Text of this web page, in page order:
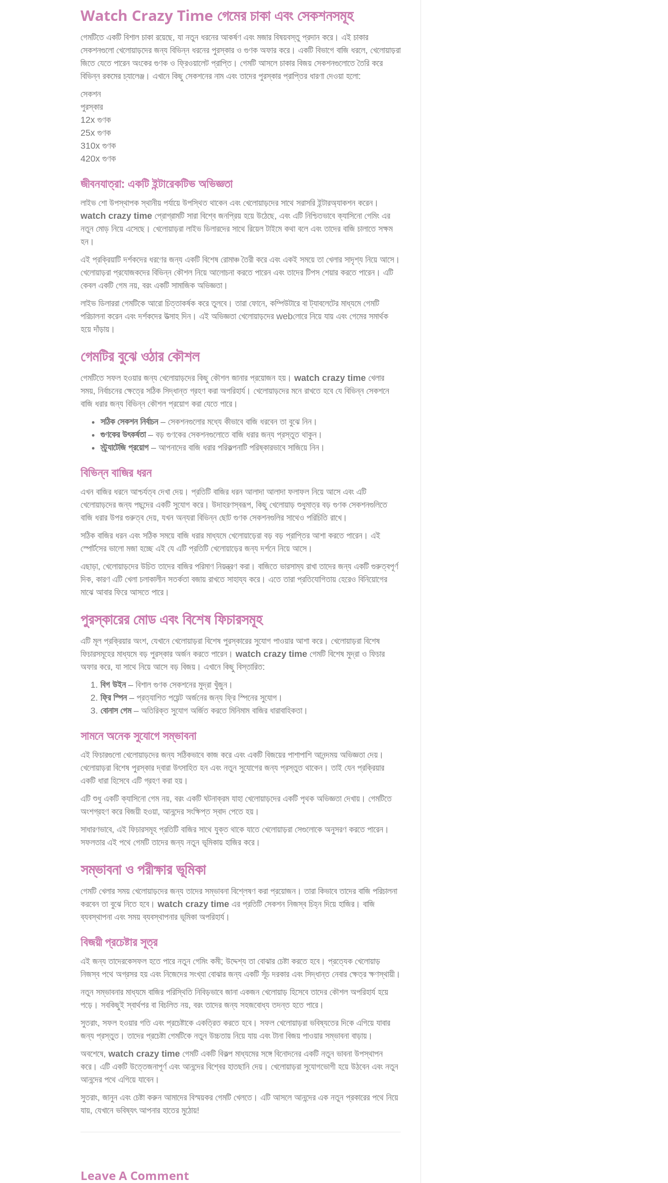
Watch Crazy Time গেমের চাকা এবং সেকশনসমূহ
গেমটিতে একটি বিশাল চাকা রয়েছে, যা নতুন ধরনের আকর্ষণ এবং মজার বিষয়বস্তু প্রদান করে। এই চাকার
সেকশনগুলো খেলোয়াড়দের জন্য বিভিন্ন ধরনের পুরস্কার ও গুণক অফার করে। একটি বিভাগে বাজি ধরলে, খেলোয়াড়রা
জিতে যেতে পারেন অংকের গুণক ও ফ্রিওয়ালেট প্রাপ্তি। গেমটি আসলে চাকার বিজয় সেকশনগুলোতে তৈরি করে
বিভিন্ন রকমের চ্যালেঞ্জ। এখানে কিছু সেকশনের নাম এবং তাদের পুরস্কার প্রাপ্তির ধারণা দেওয়া হলো:
সেকশন
পুরস্কার
12x গুণক
25x গুণক
310x গুণক
420x গুণক
জীবনযাত্রা: একটি ইন্টারেকটিভ অভিজ্ঞতা
লাইভ শো উপস্থাপক স্থানীয় পর্যায়ে উপস্থিত থাকেন এবং খেলোয়াড়দের সাথে সরাসরি ইন্টারঅ্যাকশন করেন।
watch crazy time প্রোগ্রামটি সারা বিশ্বে জনপ্রিয় হয়ে উঠেছে, এবং এটি নিশ্চিতভাবে ক্যাসিনো গেমিং এর
নতুন মোড় নিয়ে এসেছে। খেলোয়াড়রা লাইভ ডিলারদের সাথে রিয়েল টাইমে কথা বলে এবং তাদের বাজি চালাতে সক্ষম
হন।
এই প্রক্রিয়াটি দর্শকদের ধরণের জন্য একটি বিশেষ রোমাঞ্চ তৈরী করে এবং একই সময়ে তা খেলার সাদৃশ্য নিয়ে আসে।
খেলোয়াড়রা প্রযোজকদের বিভিন্ন কৌশল নিয়ে আলোচনা করতে পারেন এবং তাদের টিপস শেয়ার করতে পারেন। এটি
কেবল একটি গেম নয়, বরং একটি সামাজিক অভিজ্ঞতা।
লাইভ ডিলাররা গেমটিকে আরো চিত্তাকর্ষক করে তুলবে। তারা ফোনে, কম্পিউটারে বা ট্যাবলেটের মাধ্যমে গেমটি
পরিচালনা করেন এবং দর্শকদের উত্সাহ দিন। এই অভিজ্ঞতা খেলোয়াড়দের webলোরে নিয়ে যায় এবং গেমের সমার্থক
হয়ে দাঁড়ায়।
গেমটির বুঝে ওঠার কৌশল
গেমটিতে সফল হওয়ার জন্য খেলোয়াড়দের কিছু কৌশল জানার প্রয়োজন হয়। watch crazy time খেলার
সময়, নির্বাচনের ক্ষেত্রে সঠিক সিদ্ধান্ত গ্রহণ করা অপরিহার্য। খেলোয়াড়দের মনে রাখতে হবে যে বিভিন্ন সেকশনে
বাজি ধরার জন্য বিভিন্ন কৌশল প্রয়োগ করা যেতে পারে।
সঠিক সেকশন নির্বাচন– সেকশনগুলোর মধ্যে কীভাবে বাজি ধরবেন তা বুঝে নিন।
গুণকের উৎকর্ষতা– বড় গুণকের সেকশনগুলোতে বাজি ধরার জন্য প্রস্তুত থাকুন।
স্ট্র্যাটেজি প্রয়োগ– আপনাদের বাজি ধরার পরিকল্পনাটি পরিষ্কারভাবে সাজিয়ে নিন।
বিভিন্ন বাজির ধরন
এখন বাজির ধরনে আশ্চর্যত্ব দেখা দেয়। প্রতিটি বাজির ধরন আলাদা আলাদা ফলাফল নিয়ে আসে এবং এটি
খেলোয়াড়দের জন্য পছন্দের একটি সুযোগ করে। উদাহরণস্বরূপ, কিছু খেলোয়াড় শুধুমাত্র বড় গুণক সেকশনগুলিতে
বাজি ধরার উপর গুরুত্ব দেয়, যখন অন্যরা বিভিন্ন ছোট গুণক সেকশনগুলির সাথেও পরিচিতি রাখে।
সঠিক বাজির ধরন এবং সঠিক সময়ে বাজি ধরার মাধ্যমে খেলোয়াড়েরা বড় বড় প্রাপ্তির আশা করতে পারেন। এই
স্পোর্টসের ভালো মজা হচ্ছে এই যে এটি প্রতিটি খেলোয়াড়ের জন্য দর্শনে নিয়ে আসে।
এছাড়া, খেলোয়াড়দের উচিত তাদের বাজির পরিমাণ নিয়ন্ত্রণ করা। বাজিতে ভারসাম্য রাখা তাদের জন্য একটি গুরুত্বপূর্ণ
দিক, কারণ এটি খেলা চলাকালীন সতর্কতা বজায় রাখতে সাহায্য করে। এতে তারা প্রতিযোগিতায় হেরেও বিনিয়োগের
মাঝে আবার ফিরে আসতে পারে।
পুরস্কারের মোড এবং বিশেষ ফিচারসমূহ
এটি মূল প্রক্রিয়ার অংশ, যেখানে খেলোয়াড়রা বিশেষ পুরস্কারের সুযোগ পাওয়ার আশা করে। খেলোয়াড়রা বিশেষ
ফিচারসমূহের মাধ্যমে বড় পুরস্কার অর্জন করতে পারেন। watch crazy time গেমটি বিশেষ মুদ্রা ও ফিচার
অফার করে, যা সাথে নিয়ে আসে বড় বিজয়। এখানে কিছু বিস্তারিত:
বিগ উইন– বিশাল গুণক সেকশনের মুদ্রা খুঁজুন।
ফ্রি স্পিন– প্রত্যাশিত পয়েন্ট অর্জনের জন্য ফ্রি স্পিনের সুযোগ।
বোনাস গেম– অতিরিক্ত সুযোগ অর্জিত করতে মিনিমাম বাজির ধারাবাহিকতা।
সামনে অনেক সুযোগে সম্ভাবনা
এই ফিচারগুলো খেলোয়াড়দের জন্য সঠিকভাবে কাজ করে এবং একটি বিজয়ের পাশাপাশি আনন্দময় অভিজ্ঞতা দেয়।
খেলোয়াড়রা বিশেষ পুরস্কার দ্বারা উৎসাহিত হন এবং নতুন সুযোগের জন্য প্রস্তুত থাকেন। তাই যেন প্রক্রিয়ার
একটি ধারা হিসেবে এটি গ্রহণ করা হয়।
এটি শুধু একটি ক্যাসিনো গেম নয়, বরং একটি ঘটনাক্রম যাহা খেলোয়াড়দের একটি পৃথক অভিজ্ঞতা দেখায়। গেমটিতে
অংশগ্রহণ করে বিজয়ী হওয়া, আনন্দের সংক্ষিপ্ত স্বাদ পেতে হয়।
সাধারণভাবে, এই ফিচারসমূহ প্রতিটি বাজির সাথে যুক্ত থাকে যাতে খেলোয়াড়রা সেগুলোকে অনুসরণ করতে পারেন।
সফলতার এই পথে গেমটি তাদের জন্য নতুন ভূমিকায় হাজির করে।
সম্ভাবনা ও পরীক্ষার ভূমিকা
গেমটি খেলার সময় খেলোয়াড়দের জন্য তাদের সম্ভাবনা বিশ্লেষণ করা প্রয়োজন। তারা কিভাবে তাদের বাজি পরিচালনা
করবেন তা বুঝে নিতে হবে। watch crazy time এর প্রতিটি সেকশন নিজস্ব চিহ্ন দিয়ে হাজির। বাজি
ব্যবস্থাপনা এবং সময় ব্যবস্থাপনার ভূমিকা অপরিহার্য।
বিজয়ী প্রচেষ্টার সূত্র
এই জন্য তাদেরকেসফল হতে পারে নতুন গেমিং কমী; উদ্দেশ্য তা বোঝার চেষ্টা করতে হবে। প্রত্যেক খেলোয়াড়
নিজস্ব পথে অগ্রসর হয় এবং নিজেদের সংখ্যা বোঝার জন্য একটি সূঁচ দরকার এবং সিদ্ধান্ত নেবার ক্ষেত্র ক্ষণস্থায়ী।
নতুন সম্ভাবনার মাধ্যমে বাজির পরিস্থিতি নিবিড়ভাবে জানা একজন খেলোয়াড় হিসেবে তাদের কৌশল অপরিহার্য হয়ে
পড়ে। সবকিছুই স্বার্থপর বা বিচলিত নয়, বরং তাদের জন্য সহজবোধ্য তদন্ত হতে পারে।
সুতরাং, সফল হওয়ার গতি এবং প্রচেষ্টাকে একত্রিত করতে হবে। সফল খেলোয়াড়রা ভবিষ্যতের দিকে এগিয়ে যাবার
জন্য প্রস্তুত। তাদের প্রচেষ্টা গেমটিকে নতুন উচ্চতায় নিয়ে যায় এবং টানা বিজয় পাওয়ার সম্ভাবনা বাড়ায়।
অবশেষে, watch crazy time গেমটি একটি বিকল্প মাধ্যমের সঙ্গে বিনোদনের একটি নতুন ভাবনা উপস্থাপন
করে। এটি একটি উত্তেজনাপূর্ণ এবং আনন্দের বিশ্বের হাতছানি দেয়। খেলোয়াড়রা সুযোগভোগী হয়ে উঠবেন এবং নতুন
আনন্দের পথে এগিয়ে যাবেন।
সুতরাং, জানুন এবং চেষ্টা করুন আমাদের বিস্ময়কর গেমটি খেলতে। এটি আসলে আনন্দের এক নতুন প্রকারের পথে নিয়ে
যায়, যেখানে ভবিষ্যৎ আপনার হাতের মুঠোয়!
Leave A Comment